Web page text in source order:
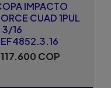
IMPACTO
CUAD 1PUL
3/16
COP